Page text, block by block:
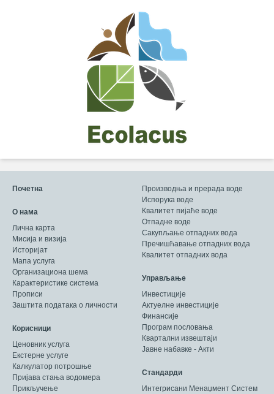
Почетна
О нама
Лична карта
Мисија и визија
Историјат
Мапа услуга
Организациона шема
Карактеристике система
Прописи
Заштита података о личности
Корисници
Ценовник услуга
Екстерне услуге
Калкулатор потрошње
Пријава стања водомера
Прикључење
Производња и прерада воде
Испорука воде
Квалитет пијаће воде
Отпадне воде
Сакупљање отпадних вода
Пречишћавање отпадних вода
Квалитет отпадних вода
Управљање
Инвестиције
Актуелне инвестиције
Финансије
Програм пословања
Квартални извештаји
Јавне набавке - Акти
Стандарди
Интегрисани Менаџмент Систем